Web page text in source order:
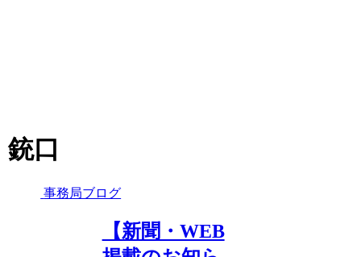
銃口
事務局ブログ
【新聞・WEB